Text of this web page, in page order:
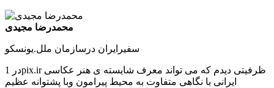
محمدرضا مجیدی
سفیرایران درسازمان ملل.یونسکو
در 1pix.ir ظرفیتی دیدم که می تواند معرف شایسته ی هنر عکاسی
ایرانی با نگاهی متفاوت به محیط پیرامون وبا پشتوانه عظیم